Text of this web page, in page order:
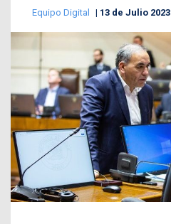
Equipo Digital 13 de Julio 2023